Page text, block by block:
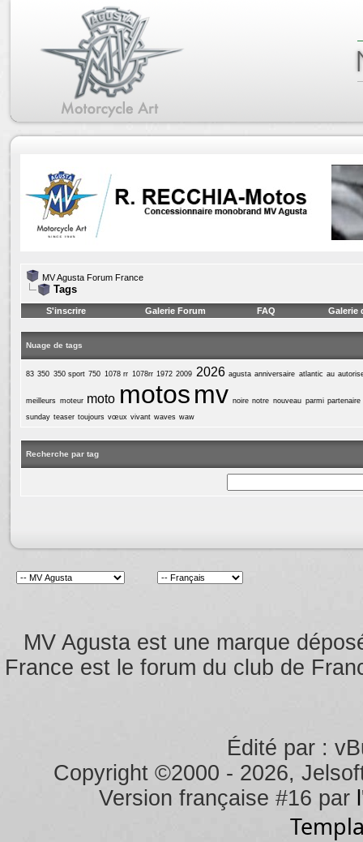
MV Agusta Forum France
Tags
S'inscrire Galerie Forum FAQ Galerie
Nuage de tags
83 350 350 sport 750 1078 rr 1078rr 1972 2009 2026 agusta anniversaire atlantic au
meilleurs moteur moto motosmv noire notre nouveau parmi partenaire
sunday teaser toujours vœux vivant waves waw
Recherche par tag
MV Agusta est une marque
France est le forum du club de
Édité par :
Copyright ©2000 - 2026,
Version française #16 par